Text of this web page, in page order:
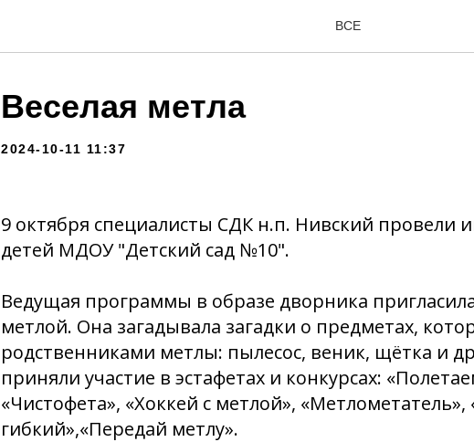
ВСЕ
Веселая метла
2024-10-11 11:37
9 октября специалисты СДК н.п. Нивский провели
детей МДОУ "Детский сад №10".
Ведущая программы в образе дворника
метлой. Она загадывала загадки о предметах,
родственниками метлы: пылесос, веник, щётка и
приняли участие в эстафетах и конкурсах:
«Чистофета», «Хоккей с метлой»,
гибкий»,«Передай метлу».